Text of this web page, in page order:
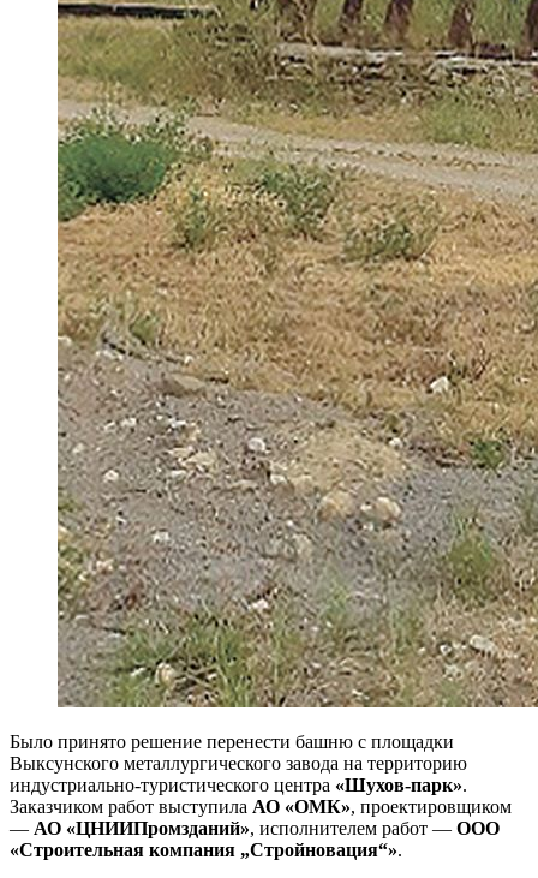
Было принято решение перенести башню с площадки
Выксунского металлургического завода на территорию
индустриально-туристического центра «Шухов-парк».
Заказчиком работ выступила АО «ОМК», проектировщиком
— АО «ЦНИИПромзданий», исполнителем работ — ООО
«Строительная компания „Стройновация“».